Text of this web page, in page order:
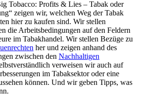
Tobacco: Profits & Lies – Tabak oder
zeigen wir, welchen Weg der Tabak
hier zu kaufen sind. Wir stellen
die Arbeitsbedingungen auf den Feldern
im Tabakhandel. Wir stellen Bezüge zu
her und zeigen anhand des
zwischen den Nachhaltigen
verweisen wir auch auf
im Tabaksektor oder eine
können. Und wir geben Tipps, was